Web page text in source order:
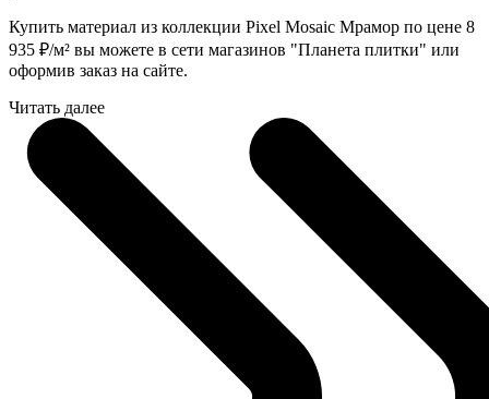
Купить материал из коллекции Pixel Mosaic Мрамор по цене 8
935 ₽/м² вы можете в сети магазинов "Планета плитки" или
оформив заказ на сайте.
Читать далее